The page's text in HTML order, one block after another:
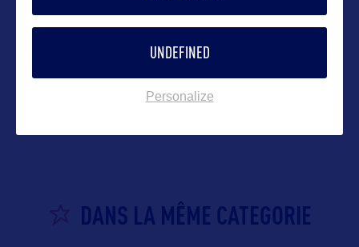
DANS LA MÊME CATEGORIE
UNDEFINED
Personalize